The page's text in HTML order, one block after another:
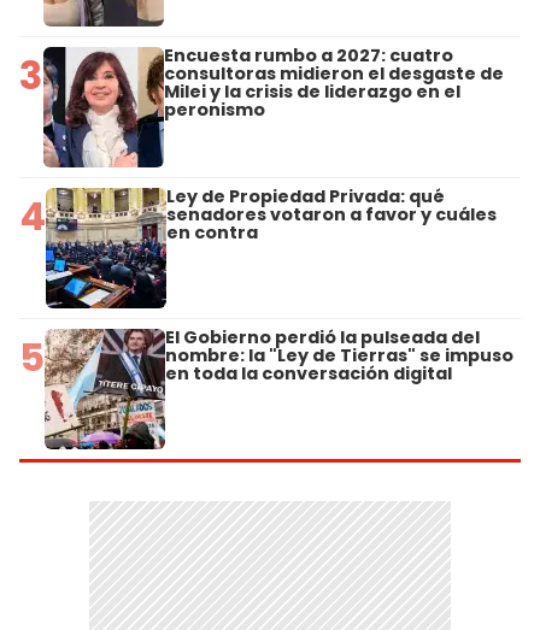
3 Encuesta rumbo a 2027: cuatro
consultoras midieron el desgaste de
Milei y la crisis de liderazgo en el
peronismo
4 Ley de Propiedad Privada: qué
senadores votaron a favor y cuáles
en contra
5 El Gobierno perdió la pulseada del
nombre: la "Ley de Tierras" se impuso
en toda la conversación digital